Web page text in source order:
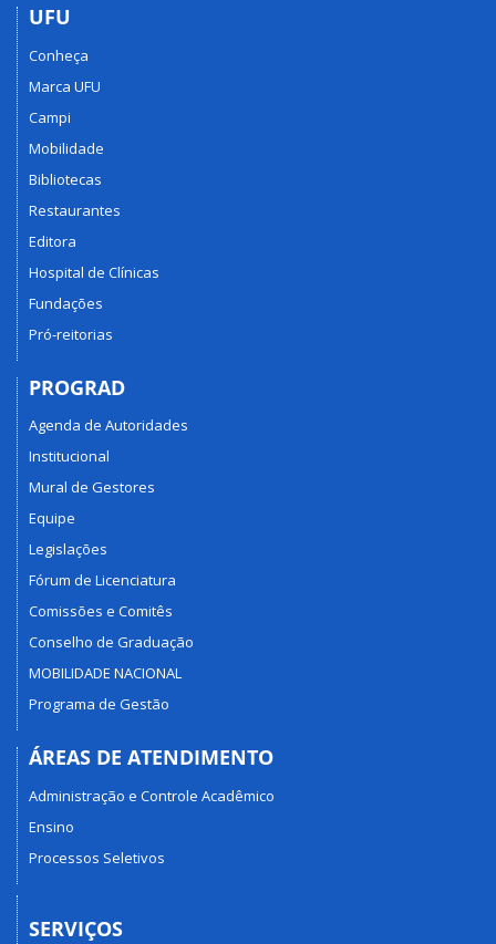
UFU
Conheça
Marca UFU
Campi
Mobilidade
Bibliotecas
Restaurantes
Editora
Hospital de Clínicas
Fundações
Pró-reitorias
PROGRAD
Agenda de Autoridades
Institucional
Mural de Gestores
Equipe
Legislações
Fórum de Licenciatura
Comissões e Comitês
Conselho de Graduação
MOBILIDADE NACIONAL
Programa de Gestão
ÁREAS DE ATENDIMENTO
Administração e Controle Acadêmico
Ensino
Processos Seletivos
SERVIÇOS